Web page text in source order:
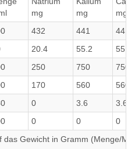
mg
mg
mg
432 441
441
20.4 55.2
55.2
250 750
750
170 560
560
0 3.6
3.6
0 0
0
das Gewicht in Gramm (Menge/